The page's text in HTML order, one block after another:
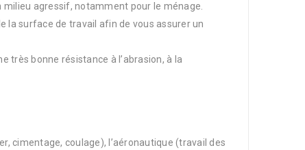
agressif, notamment pour le ménage.
la surface de travail afin de vous assurer un
très bonne résistance à l’abrasion, à la
cimentage, coulage), l’aéronautique (travail des